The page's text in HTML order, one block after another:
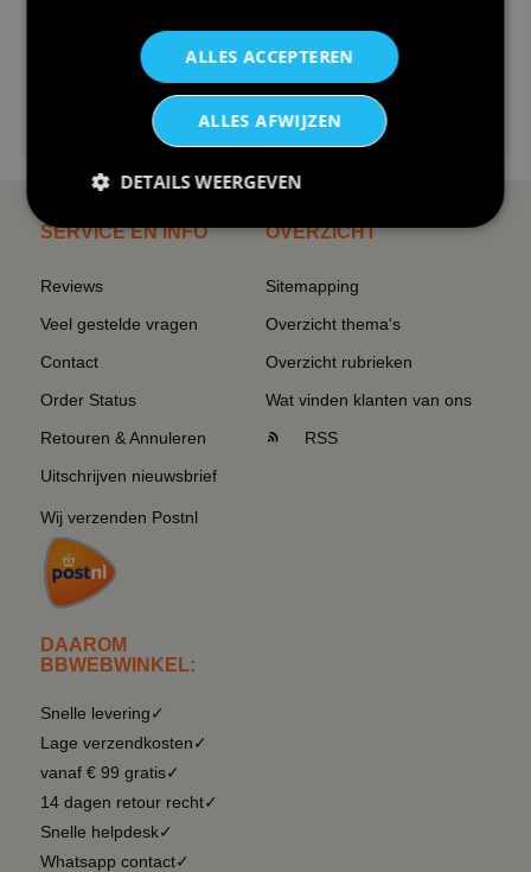
I love korfbal t-shirt sport s...
SERVICE EN INFO
Reviews
Veel gestelde vragen
Contact
Order Status
Retouren & Annuleren
Uitschrijven nieuwsbrief
Wij verzenden Postnl
DAAROM
BBWEBWINKEL:
Snelle levering✓
Lage verzendkosten✓
vanaf € 99 gratis✓
14 dagen retour recht✓
Snelle helpdesk✓
Whatsapp contact✓
OVERZICHT
Sitemapping
Overzicht thema's
Overzicht rubrieken
Wat vinden klanten van ons
RSS
ALLES ACCEPTEREN
ALLES AFWIJZEN
DETAILS WEERGEVEN